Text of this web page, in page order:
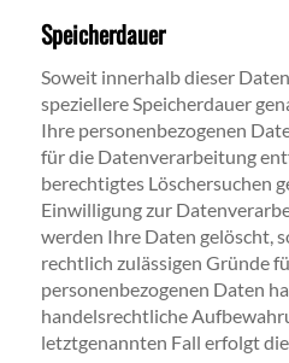
Speicherdauer
Soweit innerhalb dieser
speziellere Speicherdauer
Ihre personenbezogenen
für die Datenverarbeitung
berechtigtes Löschersuchen
Einwilligung zur
werden Ihre Daten gelöscht,
rechtlich zulässigen Gründe
personenbezogenen Daten
handelsrechtliche
letztgenannten Fall erfolgt